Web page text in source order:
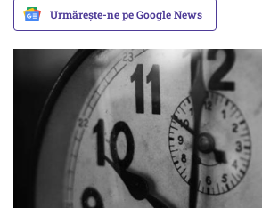
Urmărește-ne pe Google News